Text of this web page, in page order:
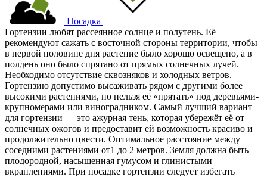
Посадка
Гортензии любят рассеянное солнце и полутень. Её
рекомендуют сажать с восточной стороны территории, чтобы
в первой половине дня растение было хорошо освещено, а в
полдень оно было спрятано от прямых солнечных лучей.
Необходимо отсутствие сквозняков и холодных ветров.
Гортензию допустимо высаживать рядом с другими более
высокими растениями, но нельзя её «прятать» под деревьями-
крупномерами или виноградником. Самый лучший вариант
для гортензии — это ажурная тень, которая убережёт её от
солнечных ожогов и предоставит ей возможность красиво и
продолжительно цвести. Оптимальное расстояние между
соседними растениями от1 до 2 метров. Земля должна быть
плодородной, насыщенная гумусом и глинистыми
вкраплениями. При посадке гортензии следует избегать